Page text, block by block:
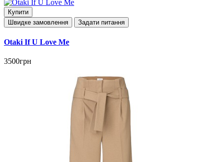
Купити
Швидке замовлення
Задати питання
Otaki If U Love Me
3500грн